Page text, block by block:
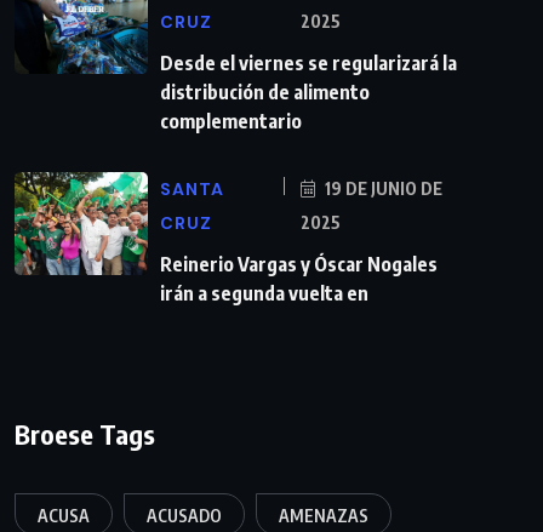
CRUZ
2025
Desde el viernes se regularizará la
distribución de alimento
complementario
SANTA
CRUZ
19 DE JUNIO DE
2025
Reinerio Vargas y Óscar Nogales
irán a segunda vuelta en
Broese Tags
ACUSA ACUSADO AMENAZAS